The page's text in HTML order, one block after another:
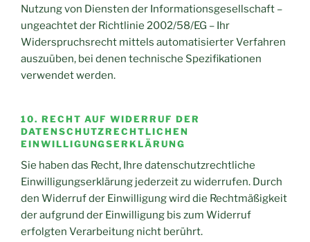
Nutzung von Diensten der Informationsgesellschaft –
ungeachtet der Richtlinie 2002/58/EG – Ihr
Widerspruchsrecht mittels automatisierter Verfahren
auszuüben, bei denen technische Spezifikationen
verwendet werden.
10. RECHT AUF WIDERRUF DER
DATENSCHUTZRECHTLICHEN
EINWILLIGUNGSERKLÄRUNG
Sie haben das Recht, Ihre datenschutzrechtliche
Einwilligungserklärung jederzeit zu widerrufen. Durch
den Widerruf der Einwilligung wird die Rechtmäßigkeit
der aufgrund der Einwilligung bis zum Widerruf
erfolgten Verarbeitung nicht berührt.